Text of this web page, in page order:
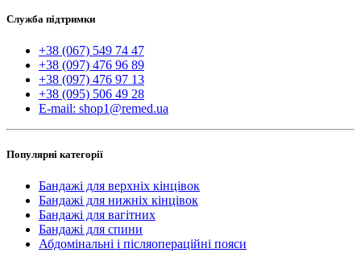
Служба підтримки
+38 (067) 549 74 47
+38 (097) 476 96 89
+38 (097) 476 97 13
+38 (095) 506 49 28
E-mail: shop1@remed.ua
Популярні категорії
Бандажі для верхніх кінцівок
Бандажі для нижніх кінцівок
Бандажі для вагітних
Бандажі для спини
Абдомінальні і післяопераційні пояси